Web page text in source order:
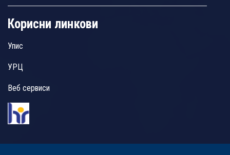
Корисни линкови
Упис
УРЦ
Веб сервиси